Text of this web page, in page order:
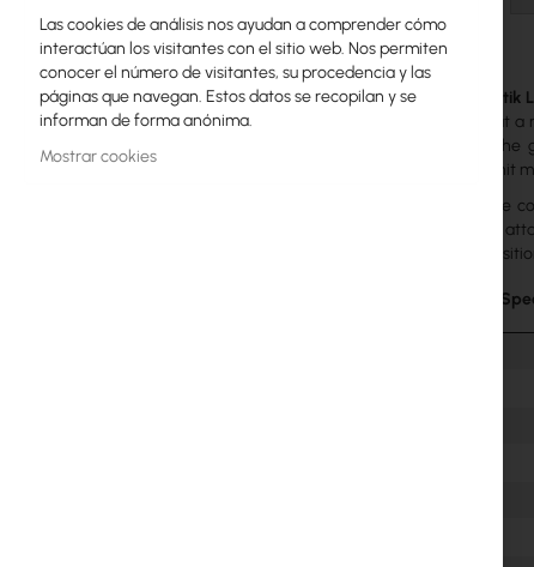
Licencias MikroTik
Monitoreo, Smart Home IoT
Dispositivos WiFi para Exterior
la
galería
de
imágenes
Mikrotik
at a
level 3).
wireless unit
The device
grounding
original
Technical
Las cookies de análisis nos ayudan a comprender cómo
interactúan los visitantes con el sitio web. Nos permiten
conocer el número de visitantes, su procedencia y las
páginas que navegan. Estos datos se recopilan y se
informan de forma anónima.
Mostrar cookies